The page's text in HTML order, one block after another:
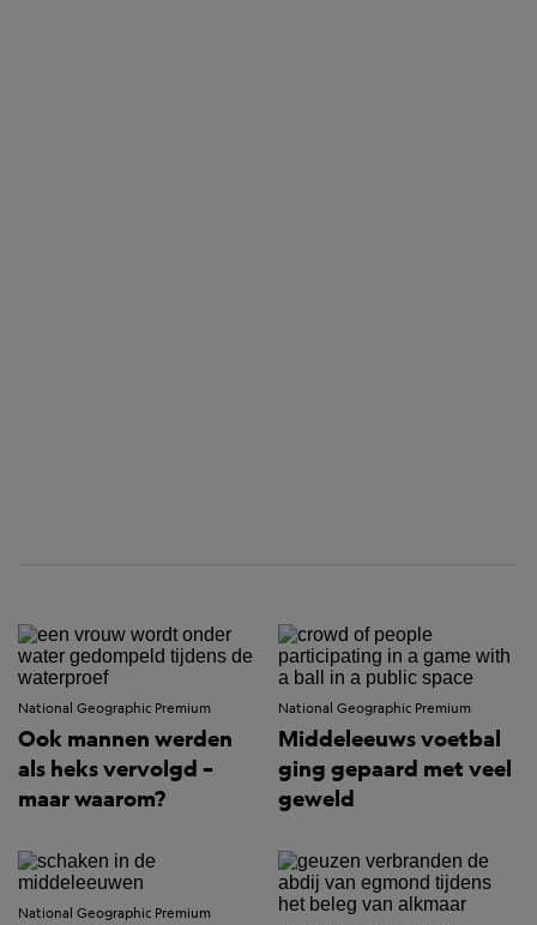
National Geographic Premium
Ook mannen werden
als heks vervolgd –
maar waarom?
National Geographic Premium
Middeleeuws voetbal
ging gepaard met veel
geweld
National Geographic Premium